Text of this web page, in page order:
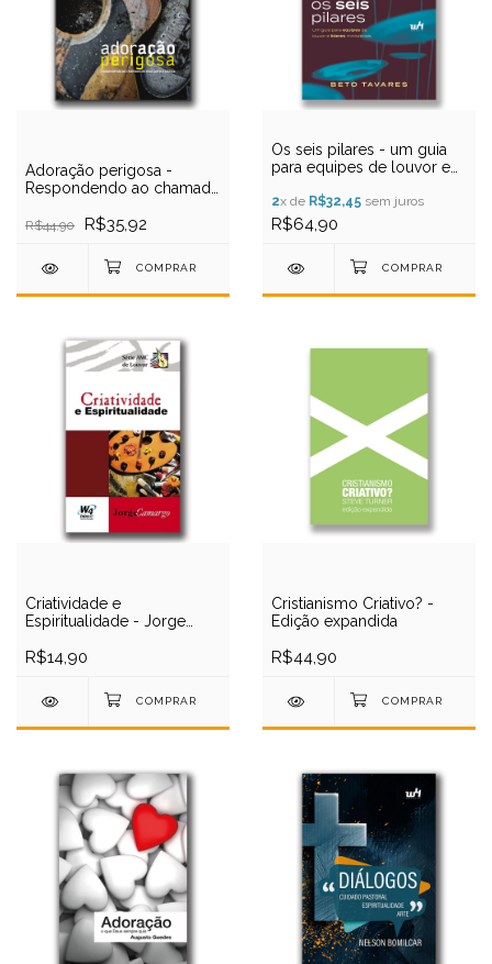
Adoração perigosa -
Respondendo ao chamado
Mark Labberton
R$44,90 R$35,92
Os seis pilares - um guia
para equipes de louvor e
2x de R$32,45 sem juros
R$64,90
Criatividade e
Espiritualidade - Jorge
R$14,90
Cristianismo Criativo? -
Edição expandida
R$44,90